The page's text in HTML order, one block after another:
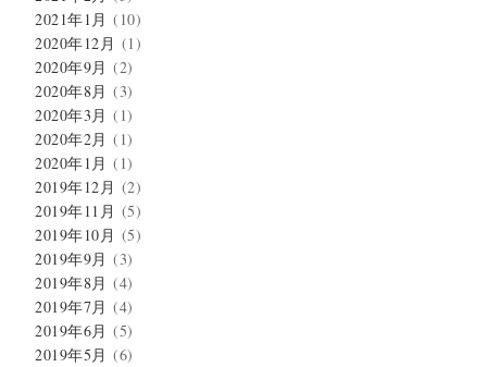
2021年1月 (10)
2020年12月 (1)
2020年9月 (2)
2020年8月 (3)
2020年3月 (1)
2020年2月 (1)
2020年1月 (1)
2019年12月 (2)
2019年11月 (5)
2019年10月 (5)
2019年9月 (3)
2019年8月 (4)
2019年7月 (4)
2019年6月 (5)
2019年5月 (6)